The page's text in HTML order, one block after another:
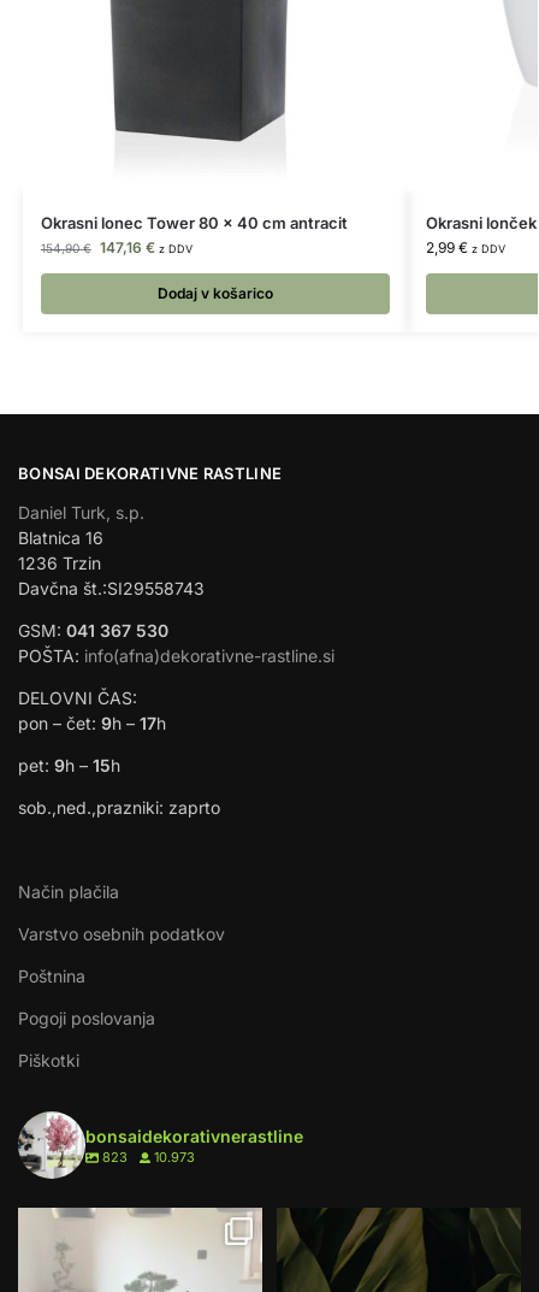
Okrasni lonec Tower 80 x 40 cm antracit
154,90€ 147,16 € z DDV
Dodaj v košarico
Okrasni
2,99 € z DDV
BONSAI DEKORATIVNE RASTLINE
Daniel Turk, s.p.
Blatnica 16
1236 Trzin
Davčna št.:SI29558743
GSM: 041 367 530
POŠTA: info(afna)dekorativne-rastline.si
DELOVNI ČAS:
pon – čet: 9h – 17h
pet: 9h – 15h
sob.,ned.,prazniki: zaprto
Način plačila
Varstvo osebnih podatkov
Poštnina
Pogoji poslovanja
Piškotki
bonsaidekorativnerastline
823 10.973